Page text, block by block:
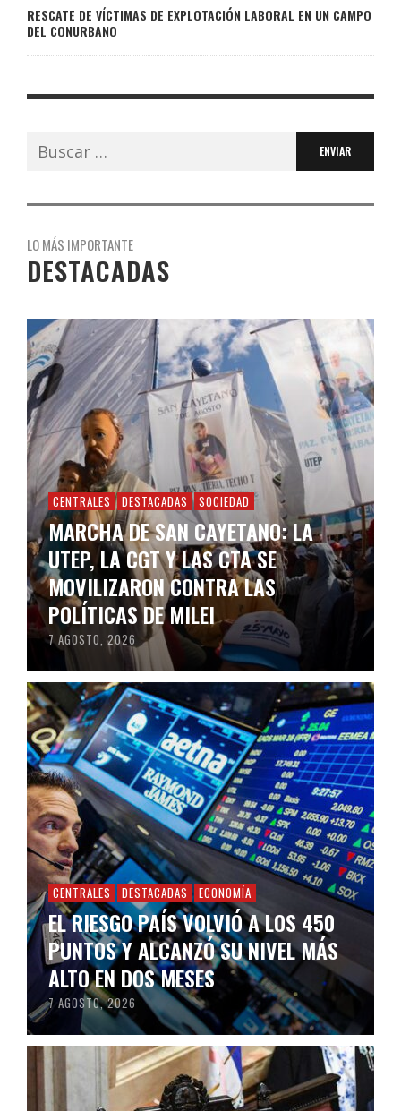
RESCATE DE VÍCTIMAS DE EXPLOTACIÓN LABORAL EN UN CAMPO
DEL CONURBANO
Buscar:
LO MÁS IMPORTANTE
DESTACADAS
CENTRALES DESTACADAS SOCIEDAD
MARCHA DE SAN CAYETANO: LA
UTEP, LA CGT Y LAS CTA SE
MOVILIZARON CONTRA LAS
POLÍTICAS DE MILEI
7 AGOSTO, 2026
CENTRALES DESTACADAS ECONOMÍA
EL RIESGO PAÍS VOLVIÓ A LOS 450
PUNTOS Y ALCANZÓ SU NIVEL MÁS
ALTO EN DOS MESES
7 AGOSTO, 2026